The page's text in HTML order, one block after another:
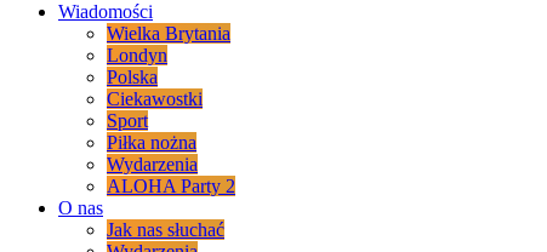
Wiadomości
Wielka Brytania
Londyn
Polska
Ciekawostki
Sport
Piłka nożna
Wydarzenia
ALOHA Party 2
O nas
Jak nas słuchać